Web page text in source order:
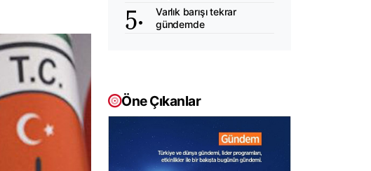
Varlık barışı tekrar
gündemde
Öne Çıkanlar